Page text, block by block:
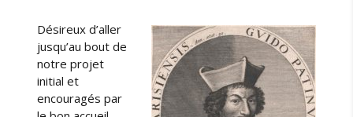
r
e
s
d
e
Désireux d’aller
jusqu’au bout de
notre projet
initial et
encouragés par